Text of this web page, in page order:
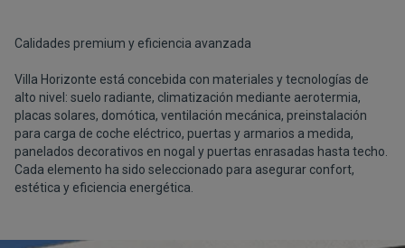
Calidades premium y eficiencia avanzada
Villa Horizonte está concebida con materiales y tecnologías de
alto nivel: suelo radiante, climatización mediante aerotermia,
placas solares, domótica, ventilación mecánica, preinstalación
para carga de coche eléctrico, puertas y armarios a medida,
panelados decorativos en nogal y puertas enrasadas hasta techo.
Cada elemento ha sido seleccionado para asegurar confort,
estética y eficiencia energética.